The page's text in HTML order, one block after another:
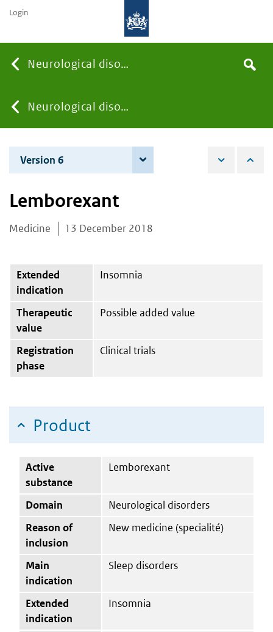
Neurological disorders
You
are
here:
Neurological disorders
the
Search
Login
Version 6
Lemborexant
Medicine 13 December 2018
Extended
indication
Insomnia
Therapeutic
value
Possible added value
Registration
phase
Clinical trials
Product
Active
substance
Lemborexant
Domain
Neurological disorders
Reason of
inclusion
New medicine (specialité)
Main
indication
Sleep disorders
Extended
indication
Insomnia